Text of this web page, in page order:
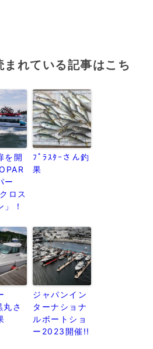
まれている記事はこち
を開
ー
ロス
」！
ﾌﾟﾗｽﾀｰさん釣
果
さ
ジャパンイン
ターナショナ
ルボートショ
ー2023開催!!